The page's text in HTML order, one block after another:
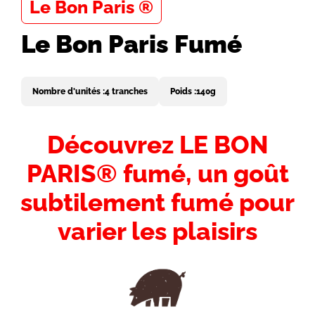
Le Bon Paris ®
Le Bon Paris Fumé
Nombre d'unités :4 tranches Poids :140g
Introduction
Titre
Découvrez LE BON
PARIS® fumé, un goût
subtilement fumé pour
varier les plaisirs